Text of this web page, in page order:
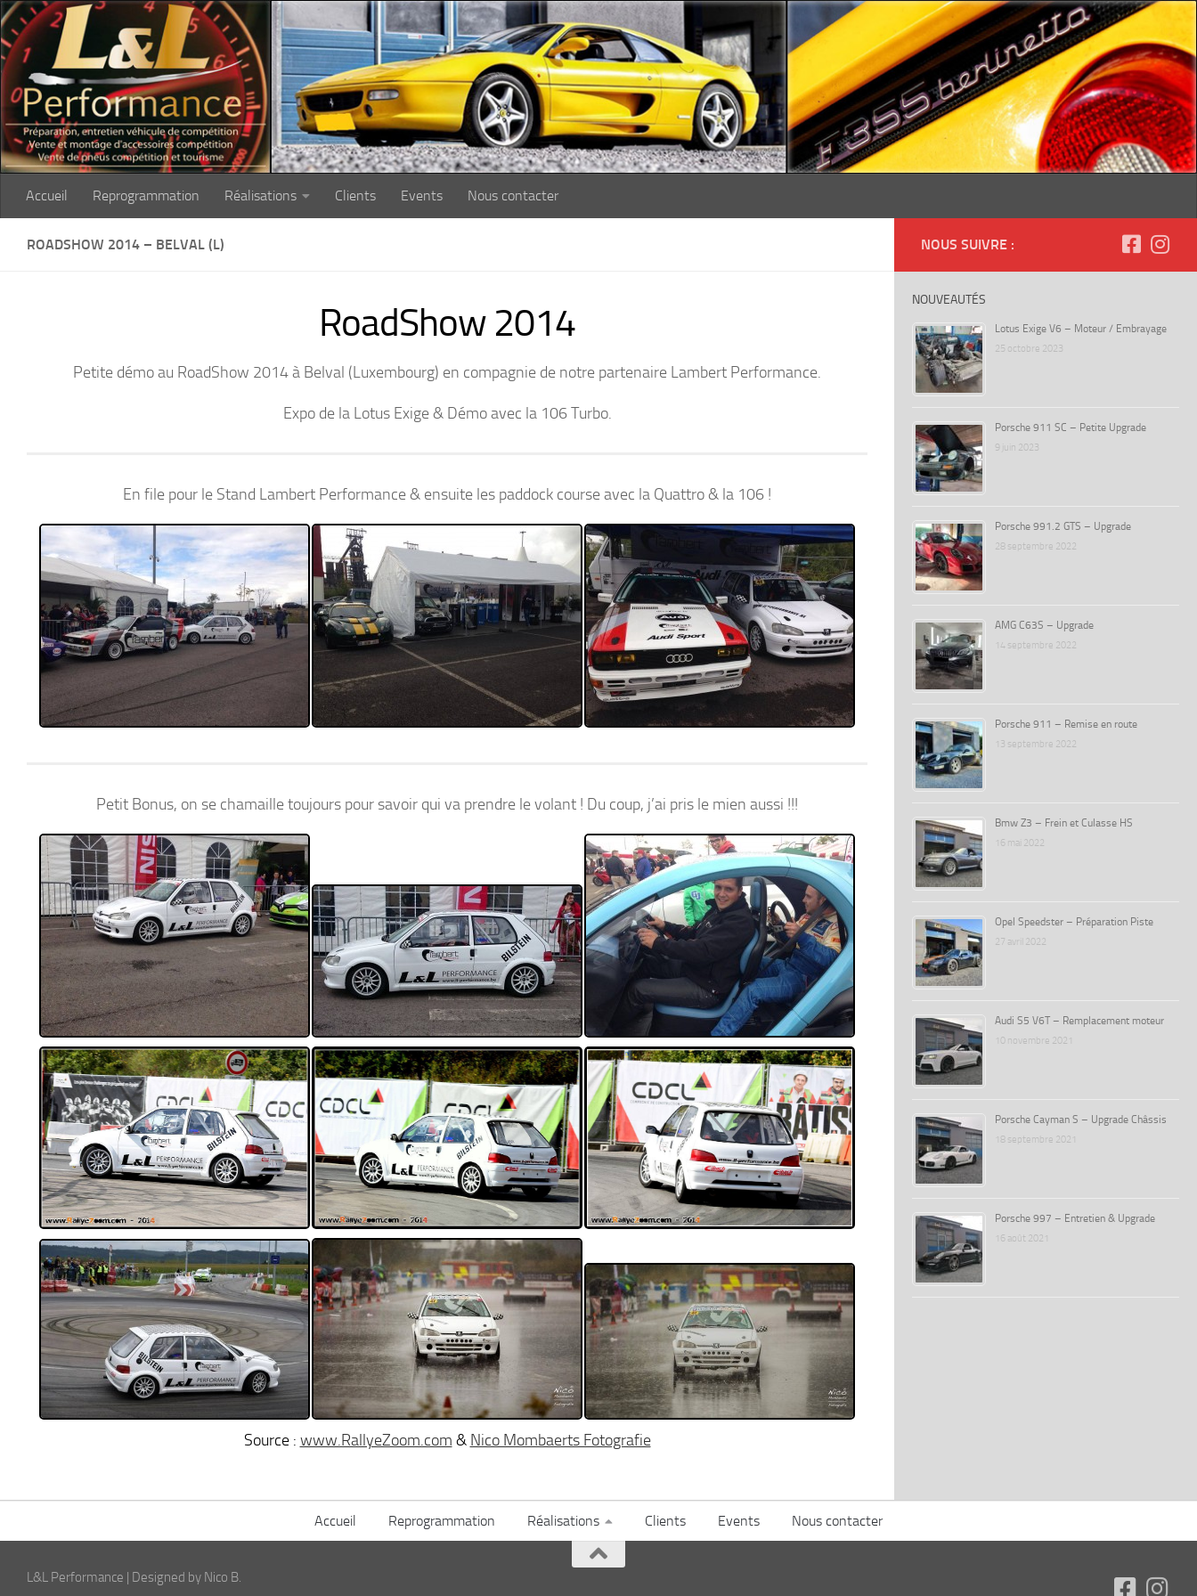
Skip to content
Accueil Reprogrammation Réalisations Clients Events Nous contacter
ROADSHOW 2014 – BELVAL (L)
RoadShow 2014
Petite démo au RoadShow 2014 à Belval (Luxembourg) en compagnie de notre partenaire Lambert Performance.
Expo de la Lotus Exige & Démo avec la 106 Turbo.
En file pour le Stand Lambert Performance & ensuite les paddock course avec la Quattro & la 106 !
Petit Bonus, on se chamaille toujours pour savoir qui va prendre le volant ! Du coup, j’ai pris le mien aussi !!!
Source : www.RallyeZoom.com & Nico Mombaerts Fotografie
NOUS SUIVRE :
NOUVEAUTÉS
Lotus Exige V6 – Moteur / Embrayage
25 octobre 2023
Porsche 911 SC – Petite Upgrade
9 juin 2023
Porsche 991.2 GTS – Upgrade
28 septembre 2022
AMG C63S – Upgrade
14 septembre 2022
Porsche 911 – Remise en route
13 septembre 2022
Bmw Z3 – Frein et Culasse HS
16 mai 2022
Opel Speedster – Préparation Piste
27 avril 2022
Audi S5 V6T – Remplacement moteur
10 novembre 2021
Porsche Cayman S – Upgrade Châssis
18 septembre 2021
Porsche 997 – Entretien & Upgrade
16 août 2021
Accueil Reprogrammation Réalisations Clients Events Nous contacter
L&L Performance | Designed by Nico B.